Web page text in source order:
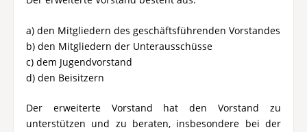
a) den Mitgliedern des geschäftsführenden Vorstandes
b) den Mitgliedern der Unterausschüsse
c) dem Jugendvorstand
d) den Beisitzern
Der erweiterte Vorstand hat den Vorstand zu
unterstützen und zu beraten, insbesondere bei der